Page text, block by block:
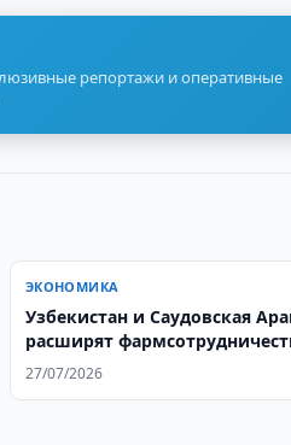
репортажи и оперативные
ЭКОНОМИКА
​​​​​​​Узбекистан и Саудовская
расширят
27/07/2026